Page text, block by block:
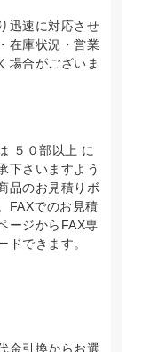
迅速に対応させ
在庫状況・営業
場合がございま
５０部以上 に
下さいますよう
品のお見積りボ
FAXでのお見積
ージからFAX専
ドできます。
金引換からお選